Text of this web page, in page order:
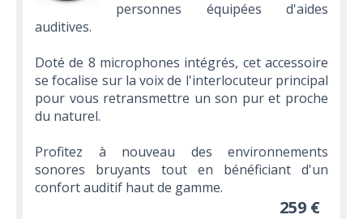
personnes équipées d'aides
auditives.
Doté de 8 microphones intégrés, cet accessoire
se focalise sur la voix de l'interlocuteur principal
pour vous retransmettre un son pur et proche
du naturel.
Profitez à nouveau des environnements
sonores bruyants tout en bénéficiant d'un
confort auditif haut de gamme.
259 €